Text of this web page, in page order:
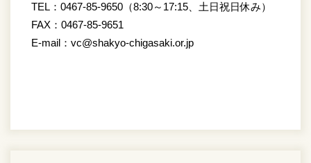
TEL：0467-85-9650（8:30～17:15、土日祝日休み）
FAX：0467-85-9651
E-mail：vc@shakyo-chigasaki.or.jp